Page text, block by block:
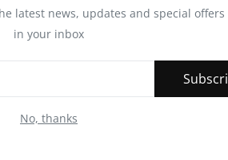
latest news, updates and special
in your inbox
No, thanks
के अंतर्गत जल संरक्षण एवं जनजागरूकता